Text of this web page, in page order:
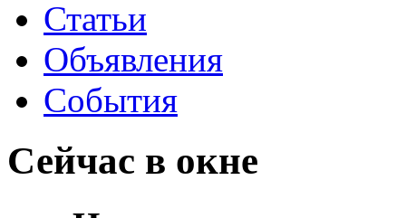
Статьи
Объявления
События
Сейчас в окне